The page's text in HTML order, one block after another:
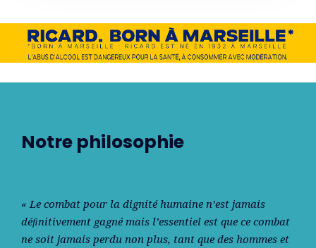
Notre philosophie
« Le combat pour la dignité humaine n’est jamais
déﬁnitivement gagné mais l’essentiel est que ce combat
ne soit jamais perdu non plus, tant que des hommes et